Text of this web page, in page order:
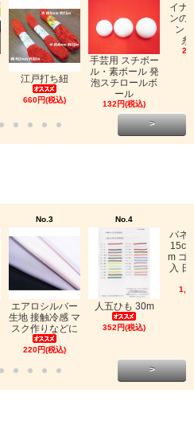
江戸打ち紐
660円(税込)
手芸用 スチボー
ル・素ボール 発
泡スチロールボ
ール
132円(税込)
イナ
ンの
ン
糸
>
No.3
エアロシルバー
生地 接触冷感 マ
スク作りなどに
220円(税込)
No.4
人五ひも 30m
352円(税込)
バネ
m ゴ
入
>